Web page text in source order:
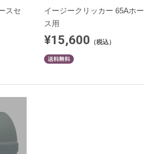
スセ
イージークリッカー 65Aホー
ス用
¥15,600 （税込）